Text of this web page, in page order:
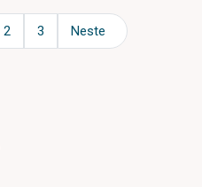
2 3 Neste